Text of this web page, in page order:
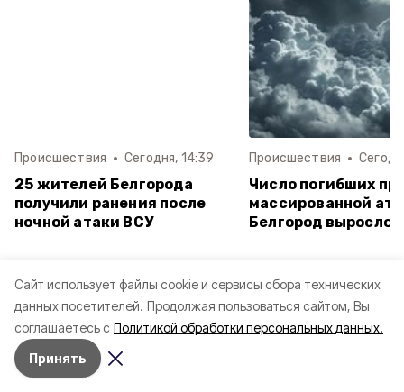
Cайт использует файлы cookie и сервисы сбора технических
данных посетителей. Продолжая пользоваться сайтом, Вы
соглашаетесь с Политикой обработки персональных данных.
Принять
Происшествия Сегодня, 14:39
25 жителей Белгорода
получили ранения после
ночной атаки ВСУ
Происшествия
Число погибших
массированной
Белгород выросло
Лучшее за Неделю Месяц
ВСУ атаковали беспилотником Белгород
7 августа , 09:12
Четыре беспилотника ВСУ атаковали